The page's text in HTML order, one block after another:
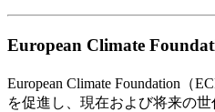
European Climate
European Climate Foundation（
を促進し、現在および将来の